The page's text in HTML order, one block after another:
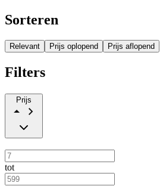
Sorteren
Relevant Prijs oplopend Prijs aflopend
Filters
Prijs
tot